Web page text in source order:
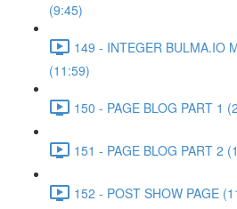
(9:45)
149 - INTEGER BULMA.IO
(11:59)
150 - PAGE BLOG PART 1
151 - PAGE BLOG PART 2
152 - POST SHOW PAGE